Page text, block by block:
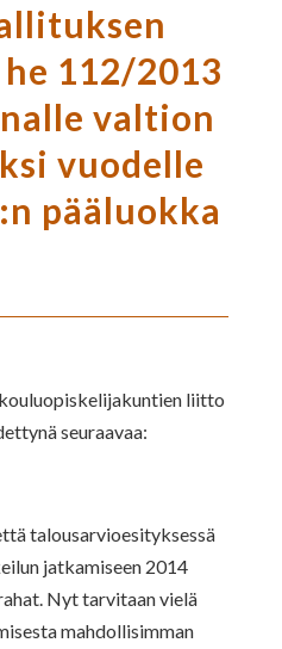
112/2013
valtion
vuodelle
pääluokka
liitto
seuraavaa:
talousarvioesityksessä
jatkamiseen 2014
Nyt tarvitaan vielä
mahdollisimman